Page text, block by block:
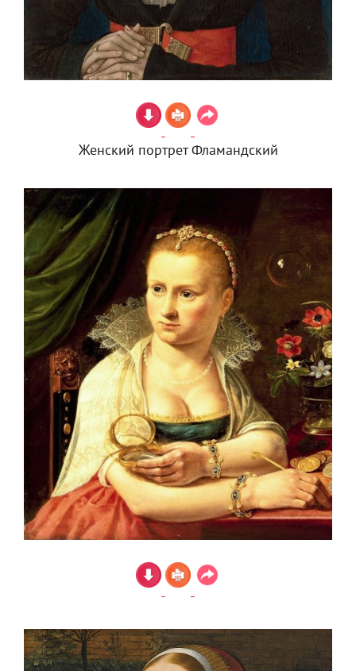
Женский портрет Фламандский